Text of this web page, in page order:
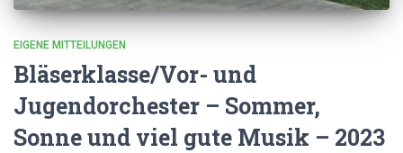
EIGENE MITTEILUNGEN
Bläserklasse/Vor- und
Jugendorchester – Sommer,
Sonne und viel gute Musik – 2023